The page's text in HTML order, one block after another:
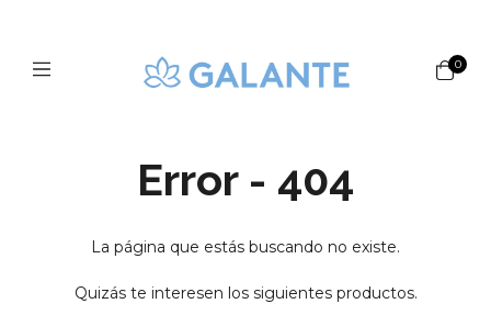
0
Error - 404
La página que estás buscando no existe.
Quizás te interesen los siguientes productos.